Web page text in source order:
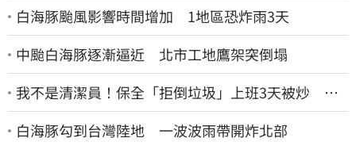
白海豚颱風影響時間增加 1地區恐炸雨3天
中颱白海豚逐漸逼近 北市工地鷹架突倒塌
我不是清潔員！保全「拒倒垃圾」上班3天被炒 找
法院討公道結果出爐
白海豚勾到台灣陸地 一波波雨帶開炸北部